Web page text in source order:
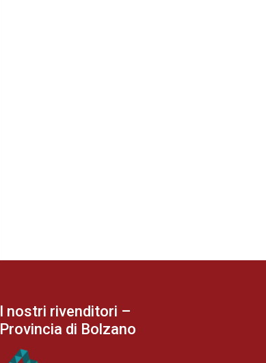
I nostri rivenditori –
Provincia di Bolzano